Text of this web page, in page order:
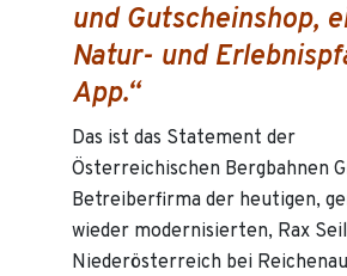
und Gutscheinshop,
Natur- und
App.“
Das ist das Statement der
Österreichischen Bergbahnen
Betreiberfirma der heutigen,
wieder modernisierten, Rax
Niederösterreich bei Reichenau